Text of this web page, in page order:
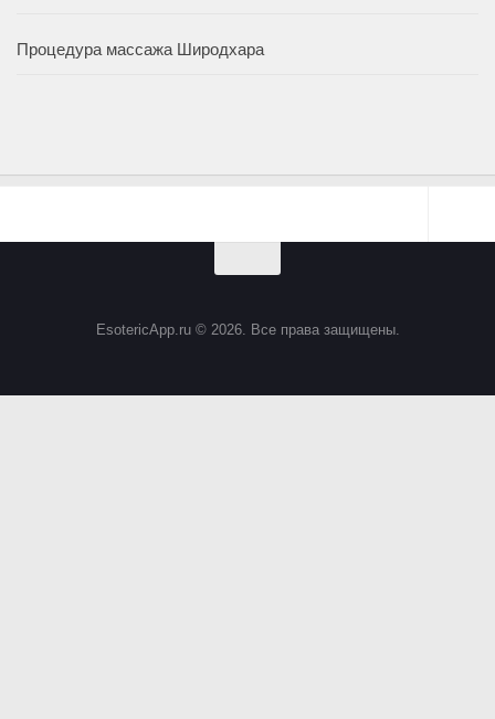
Процедура массажа Широдхара
EsotericApp.ru © 2026. Все права защищены.